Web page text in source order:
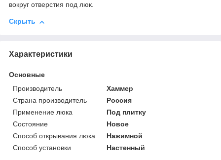
вокруг отверстия под люк.
Скрыть
Характеристики
Основные
Производитель
Хаммер
Страна производитель
Россия
Применение люка
Под плитку
Состояние
Новое
Способ открывания люка
Нажимной
Способ установки
Настенный